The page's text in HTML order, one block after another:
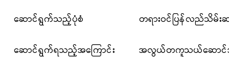
ဆောင်ရွက်သည့်ပုံစံ တရားဝင်ပြန်လည်သိမ်းဆ
ဆောင်ရွက်ရသည့်အကြောင်း
အလွယ်တကူသယ်ဆောင်